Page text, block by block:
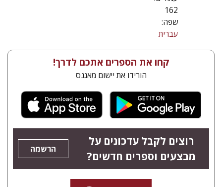
162
שפה:
עברית
קחו את הספרים אתכם לדרך!
הורידו את יישום מאגנס
רוצים לקבל עדכונים על
מבצעים וספרים חדשים?
הרשמה